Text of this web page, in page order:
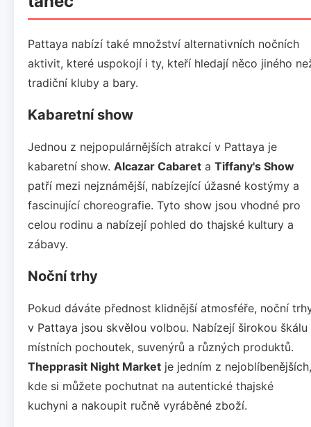
Pattaya nabízí také množství alternativních nočních
aktivit, které uspokojí i ty, kteří hledají něco jiného
tradiční kluby a bary.
Kabaretní show
Jednou z nejpopulárnějších atrakcí v Pattaya je
kabaretní show. Alcazar Cabaret a Tiffany's Show
patří mezi nejznámější, nabízející úžasné kostýmy a
fascinující choreografie. Tyto show jsou vhodné pro
celou rodinu a nabízejí pohled do thajské kultury a
zábavy.
Noční trhy
Pokud dáváte přednost klidnější atmosféře, noční
v Pattaya jsou skvělou volbou. Nabízejí širokou škálu
místních pochoutek, suvenýrů a různých produktů.
Thepprasit Night Market je jedním z nejoblíbenějších,
kde si můžete pochutnat na autentické thajské
kuchyni a nakoupit ručně vyráběné zboží.